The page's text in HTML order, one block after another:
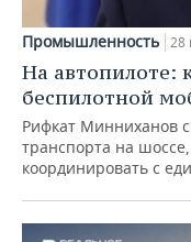
Промышленность 28
На автопилоте:
беспилотной
Рифкат Минниханов
транспорта на
координировать с